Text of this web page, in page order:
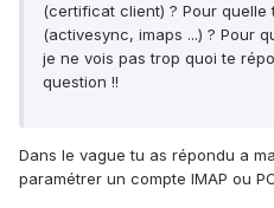
(certificat client) ? Pour quelle
(activesync, imaps ...) ? Pour
je ne vois pas trop quoi te
question !!
Dans le vague tu as répondu a
paramétrer un compte IMAP ou